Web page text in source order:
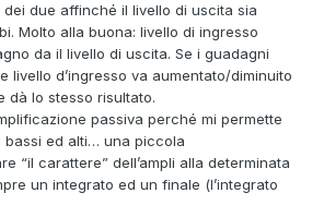
due affinché il livello di uscita sia
Molto alla buona: livello di ingresso
da il livello di uscita. Se i guadagni
livello d’ingresso va aumentato/diminuito
dà lo stesso risultato.
passiva perché mi permette
bassi ed alti… una piccola
“il carattere” dell’ampli alla determinata
un integrato ed un finale (l’integrato